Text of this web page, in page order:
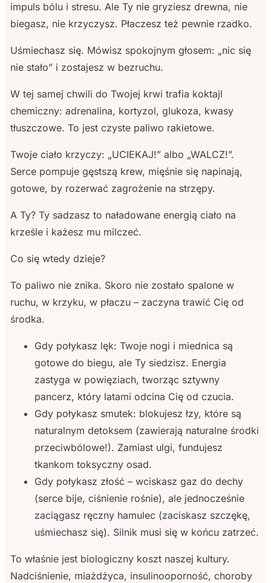
impuls bólu i stresu. Ale Ty nie gryziesz drewna, nie
biegasz, nie krzyczysz. Płaczesz też pewnie rzadko.
Uśmiechasz się. Mówisz spokojnym głosem: „nic się
nie stało” i zostajesz w bezruchu.
W tej samej chwili do Twojej krwi trafia koktajl
chemiczny: adrenalina, kortyzol, glukoza, kwasy
tłuszczowe. To jest czyste paliwo rakietowe.
Twoje ciało krzyczy: „UCIEKAJ!” albo „WALCZ!”.
Serce pompuje gęstszą krew, mięśnie się napinają,
gotowe, by rozerwać zagrożenie na strzępy.
A Ty? Ty sadzasz to naładowane energią ciało na
krześle i każesz mu milczeć.
Co się wtedy dzieje?
To paliwo nie znika. Skoro nie zostało spalone w
ruchu, w krzyku, w płaczu – zaczyna trawić Cię od
środka.
Gdy połykasz lęk: Twoje nogi i miednica są
gotowe do biegu, ale Ty siedzisz. Energia
zastyga w powięziach, tworząc sztywny
pancerz, który latami odcina Cię od czucia.
Gdy połykasz smutek: blokujesz łzy, które są
naturalnym detoksem (zawierają naturalne środki
przeciwbólowe!). Zamiast ulgi, fundujesz
tkankom toksyczny osad.
Gdy połykasz złość – wciskasz gaz do dechy
(serce bije, ciśnienie rośnie), ale jednocześnie
zaciągasz ręczny hamulec (zaciskasz szczękę,
uśmiechasz się). Silnik musi się w końcu zatrzeć.
To właśnie jest biologiczny koszt naszej kultury.
Nadciśnienie, miażdżyca, insulinooporność, choroby